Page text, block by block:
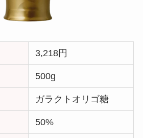
3,218円
500g
ガラクトオリゴ糖
50%